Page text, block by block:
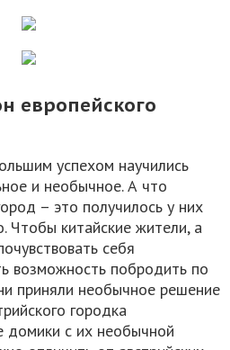
европейского
успехом научились
и необычное. А что
– это получилось у них
Чтобы китайские жители, а
себя
возможность побродить по
приняли необычное решение
городка
домики с их необычной